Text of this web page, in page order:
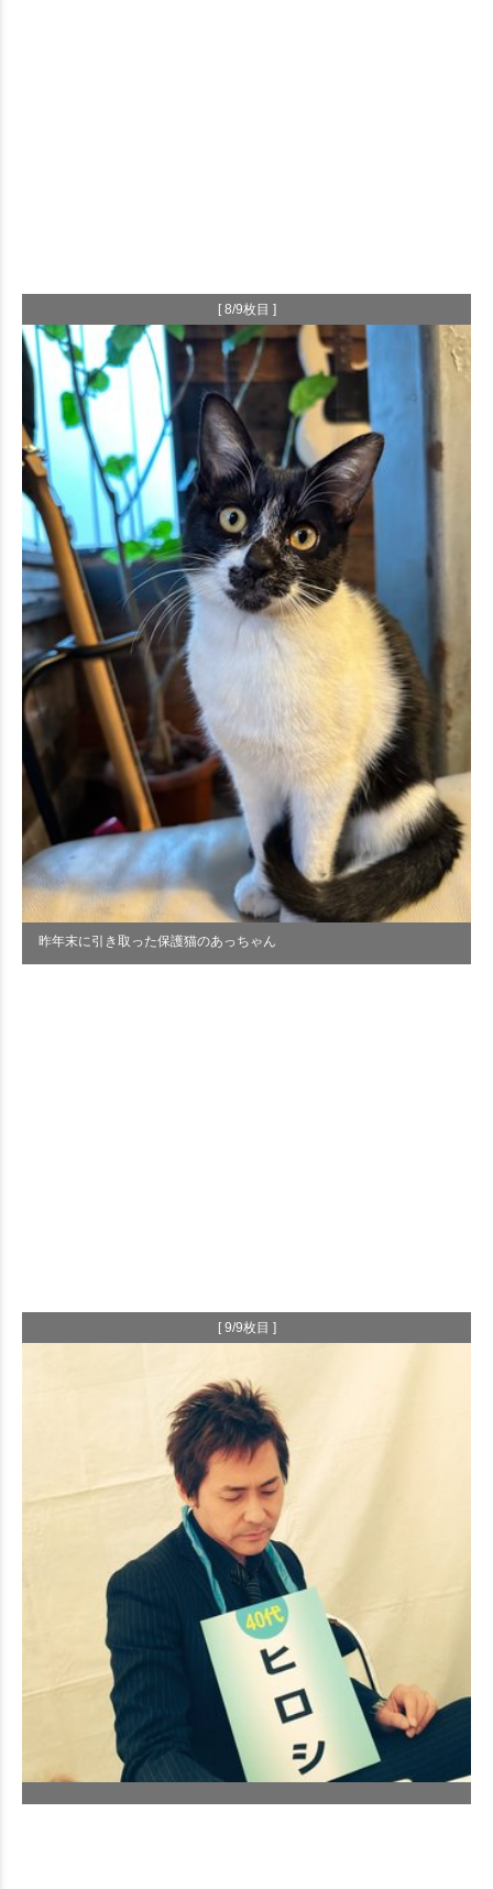
[ 8/9枚目 ]
昨年末に引き取った保護猫のあっちゃん
[ 9/9枚目 ]